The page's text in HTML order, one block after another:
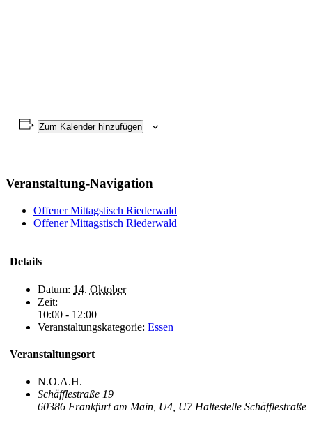
Zum Kalender hinzufügen
Veranstaltung-Navigation
Offener Mittagstisch Riederwald
Offener Mittagstisch Riederwald
Details
Datum: 14. Oktober
Zeit:
10:00 - 12:00
Veranstaltungskategorie: Essen
Veranstaltungsort
N.O.A.H.
Schäfflestraße 19
60386 Frankfurt am Main U4, U7 Haltestelle Schäfflestraße